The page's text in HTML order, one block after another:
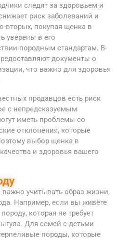
следят за здоровьем и
риск заболеваний и
вторых, покупая щенка в
уверены в его
породным стандартам. В-
документы о
что важно для здоровья
продавцов есть риск
с непредсказуемым
иметь проблемы со
отклонения, которые
выбор щенка в
и здоровья вашего
учитывать образ жизни,
Например, если вы живёте
которая не требует
Для семей с детьми
породы, которые